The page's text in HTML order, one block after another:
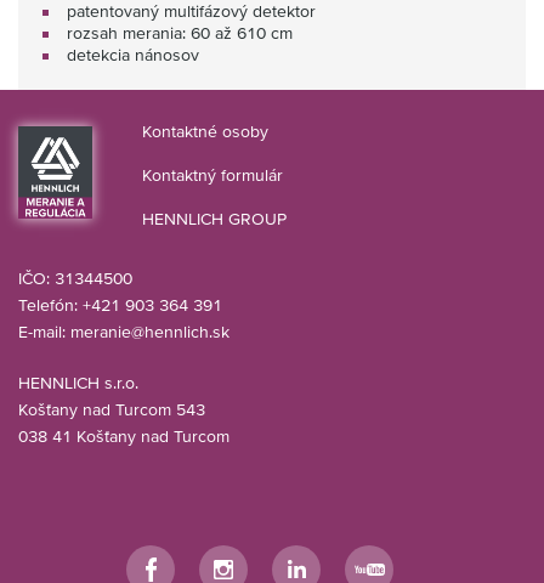
patentovaný multifázový detektor
rozsah merania: 60 až 610 cm
detekcia nánosov
Kontaktné osoby
Kontaktný formulár
HENNLICH GROUP
HENNLICH s.r.o.
Košťany nad Turcom 543
038 41 Košťany nad Turcom
IČO: 31344500
Telefón: +421 903 364 391
E-mail: meranie@hennlich.sk